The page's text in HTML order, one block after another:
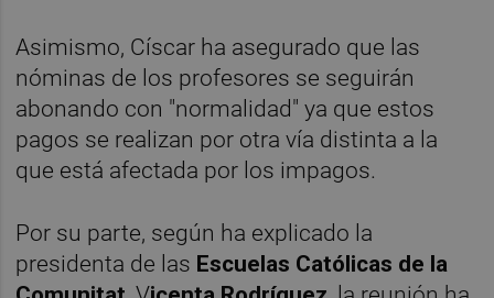
Asimismo, Císcar ha asegurado que las
nóminas de los profesores se seguirán
abonando con "normalidad" ya que estos
pagos se realizan por otra vía distinta a la
que está afectada por los impagos.
Por su parte, según ha explicado la
presidenta de las Escuelas Católicas de la